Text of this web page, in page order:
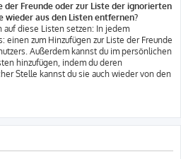
Freunde oder zur Liste der ignorierten
wieder aus den Listen entfernen?
auf diese Listen setzen: In jedem
einen zum Hinzufügen zur Liste der Freunde
Außerdem kannst du im persönlichen
hinzufügen, indem du deren
Stelle kannst du sie auch wieder von den